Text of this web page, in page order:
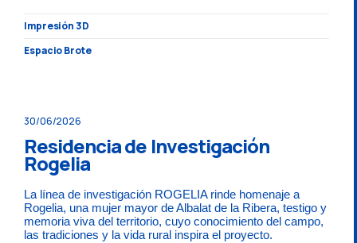
Impresión 3D
Espacio Brote
30/06/2026
Residencia de Investigación
Rogelia
La línea de investigación ROGELIA rinde homenaje a
Rogelia, una mujer mayor de Albalat de la Ribera, testigo y
memoria viva del territorio, cuyo conocimiento del campo,
las tradiciones y la vida rural inspira el proyecto.